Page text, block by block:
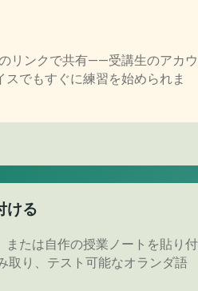
リンクで共有——受講生のアカウ
でもすぐに練習を始められま
ける
たは自作の授業ノートを貼り付
取り、テスト可能なオランダ語